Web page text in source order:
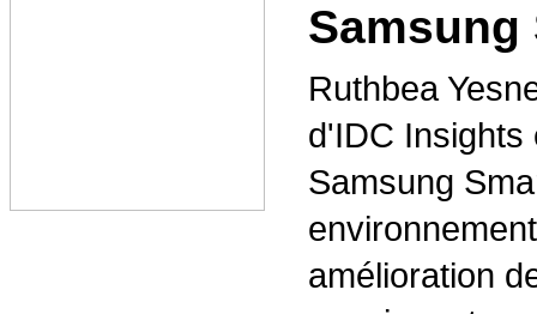
Samsung
Ruthbea
d'IDC Insights
Samsung
amélioration